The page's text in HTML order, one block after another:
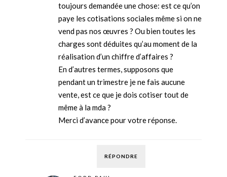
toujours demandée une chose: est ce qu’on
paye les cotisations sociales même si on ne
vend pas nos œuvres ? Ou bien toutes les
charges sont déduites qu’au moment de la
réalisation d’un chiffre d’affaires ?
En d’autres termes, supposons que
pendant un trimestre je ne fais aucune
vente, est ce que je dois cotiser tout de
même à la mda ?
Merci d’avance pour votre réponse.
RÉPONDRE